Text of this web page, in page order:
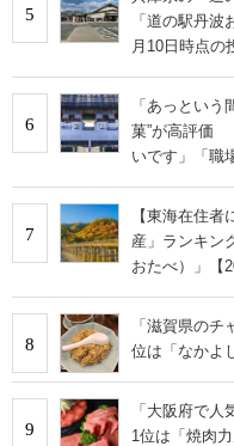
5
「道の駅丹
月10日時点の
6
「あっとい
菓”が高評価
いです」「職
7
【東海在住
産」ランキン
おたべ）」【
8
「滋賀県の
位は「なかよ
9
「大阪府で
1位は「焼肉